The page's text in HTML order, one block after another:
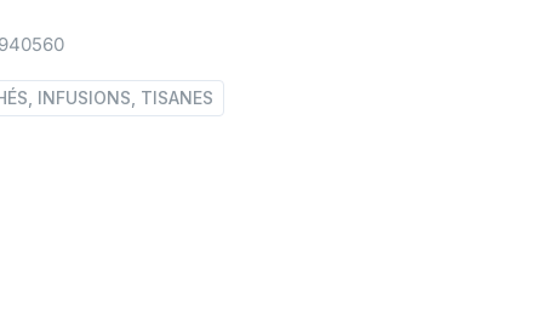
INFUSIONS, TISANES